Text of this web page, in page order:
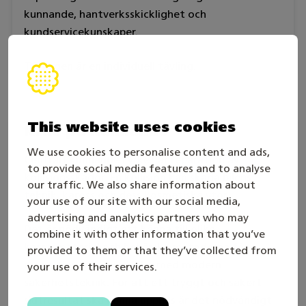
This website uses cookies
We use cookies to personalise content and ads,
to provide social media features and to analyse
our traffic. We also share information about
your use of our site with our social media,
advertising and analytics partners who may
combine it with other information that you’ve
provided to them or that they’ve collected from
your use of their services.
kunnande, hantverksskicklighet och
kundservicekunskaper.
Tävlingen är en individuell tävling.
Krav på kunnande
Centralt kunnande i yrket är reparation av
kollisionsskador. En kollision kan skada bilens
teknik, kaross och dess kosmetiska ytor.
Det är nödvändigt att känna till olika
karossmaterial och behärska metoderna för
reparation av dessa i bilar med modern
slutresultat ska kunna uppnås är det nödvändigt